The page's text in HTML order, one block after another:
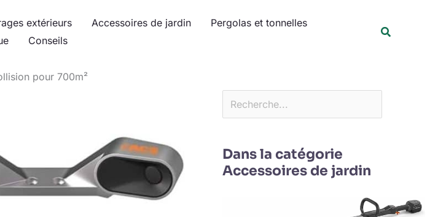
extérieurs Accessoires de jardin
Pergolas et tonnelles
Conseils
pour 700m²
Dans la catégorie
Accessoires de jardin